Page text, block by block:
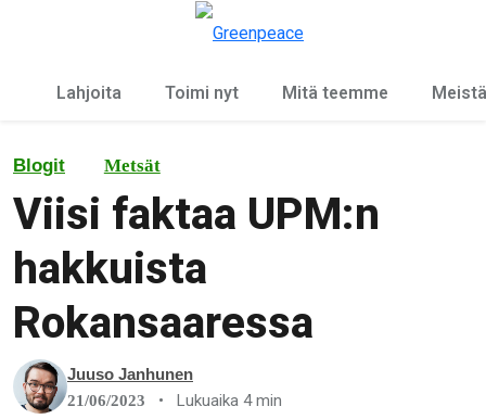
Lahjoita Toimi nyt Mitä teemme Meistä
Blogit Metsät
Viisi faktaa UPM:n
hakkuista
Rokansaaressa
Juuso Janhunen
21/06/2023 • Lukuaika 4 min